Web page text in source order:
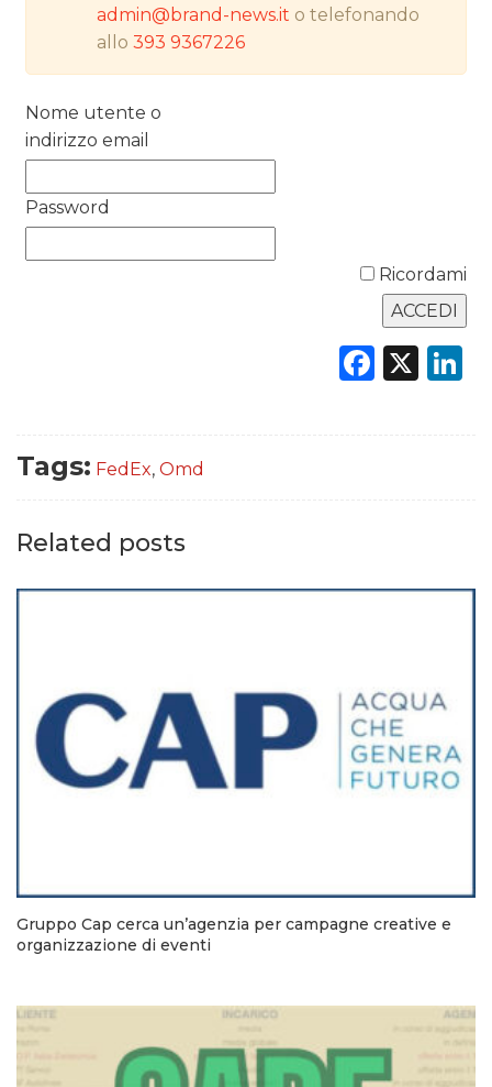
RICERCHE
PREVISIONI/SCENARI
NORMATIVE
CASE HISTORY
admin@brand-news.it o telefonando
allo393 9367226
Nome utente o
indirizzo email
Password
Ricordami
X
Tags: FedEx, Omd
Related posts
Gruppo Cap cerca un’agenzia per campagne creative e
organizzazione di eventi